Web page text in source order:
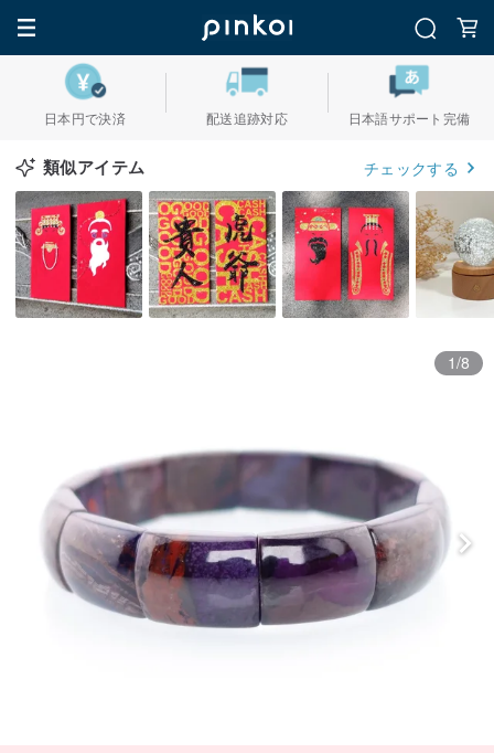
日本円で決済 配送追跡対応 日本語サポート完備
類似アイテム チェックする
1/8